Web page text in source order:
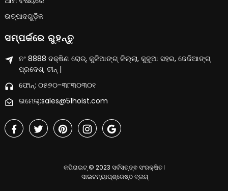
ଉତ୍ପାଦଗୁଡ଼ିକ
ସମ୍ପର୍କରେ ରୁହନ୍ତୁ
ନଂ 8888 ଦକ୍ଷିଣ ରୋଡ୍, କୁଜିଆଙ୍ଗ୍ ଜିଲ୍ଲା, କୁଜୁଆ ସହର, ଜେଜିଆଙ୍ଗ୍
ପ୍ରଦେଶ, ଚୀନ୍ |
ଫୋନ୍: ୦୫୭୦-୩୮୩୦୩୦୧
ଇମେଲ୍:sales@51hoist.com
କପିରାଇଟ୍ © 2023 ସର୍ବସତ୍ତ୍ଵ ସଂରକ୍ଷିତ।
ସାଇଟମ୍ୟାପ୍ଶ୍ରେଷ୍ଠ ବ୍ଲଗ୍